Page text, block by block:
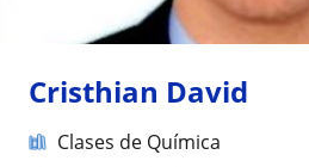
Cristhian David
Clases de Química